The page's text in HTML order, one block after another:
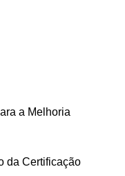
a Melhoria
da Certificação